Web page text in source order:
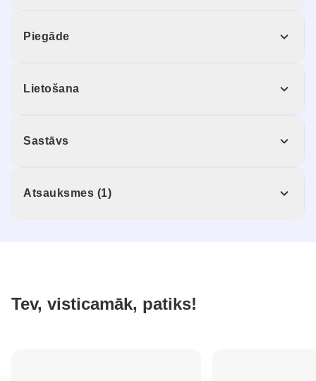
Piegāde
Lietošana
Sastāvs
Atsauksmes (1)
Tev, visticamāk, patiks!